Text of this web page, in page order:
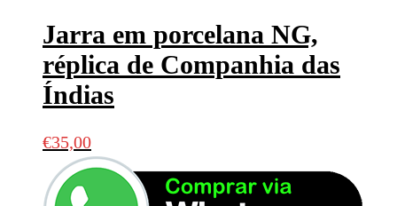
Jarra em porcelana NG,
réplica de Companhia das
Índias
€35,00